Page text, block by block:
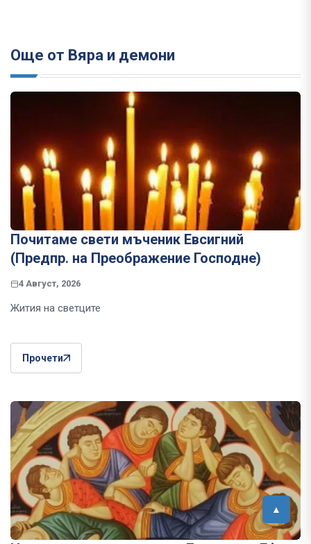
Още от Вяра и демони
Почитаме свети мъченик Евсигний
(Предпр. на Преображение Господне)
4 Август, 2026
Жития на светците
Прочети